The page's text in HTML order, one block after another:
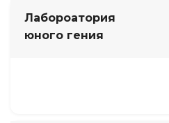
Лабороатория
юного гения